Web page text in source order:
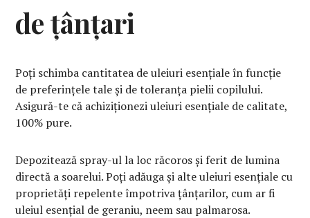
de țânțari
Poți schimba cantitatea de uleiuri esențiale în funcție
de preferințele tale și de toleranța pielii copilului.
Asigură-te că achiziționezi uleiuri esențiale de calitate,
100% pure.
Depozitează spray-ul la loc răcoros și ferit de lumina
directă a soarelui. Poți adăuga și alte uleiuri esențiale cu
proprietăți repelente împotriva țânțarilor, cum ar fi
uleiul esențial de geraniu, neem sau palmarosa.